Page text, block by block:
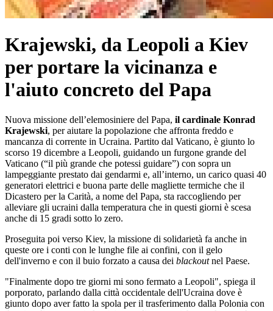
Krajewski, da Leopoli a Kiev
per portare la vicinanza e
l'aiuto concreto del Papa
Nuova missione dell’elemosiniere del Papa, il cardinale Konrad
Krajewski, per aiutare la popolazione che affronta freddo e
mancanza di corrente in Ucraina. Partito dal Vaticano, è giunto lo
scorso 19 dicembre a Leopoli, guidando un furgone grande del
Vaticano (“il più grande che potessi guidare”) con sopra un
lampeggiante prestato dai gendarmi e, all’interno, un carico quasi 40
generatori elettrici e buona parte delle magliette termiche che il
Dicastero per la Carità, a nome del Papa, sta raccogliendo per
alleviare gli ucraini dalla temperatura che in questi giorni è scesa
anche di 15 gradi sotto lo zero.
Proseguita poi verso Kiev, la missione di solidarietà fa anche in
queste ore i conti con le lunghe file ai confini, con il gelo
dell'inverno e con il buio forzato a causa dei blackoutnel Paese.
"Finalmente dopo tre giorni mi sono fermato a Leopoli", spiega il
porporato, parlando dalla città occidentale dell'Ucraina dove è
giunto dopo aver fatto la spola per il trasferimento dalla Polonia con